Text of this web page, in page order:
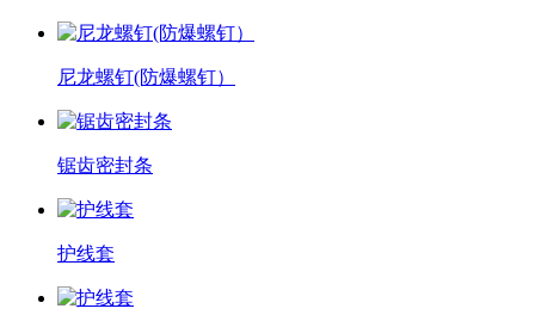
尼龙螺钉(防爆螺钉）
锯齿密封条
护线套